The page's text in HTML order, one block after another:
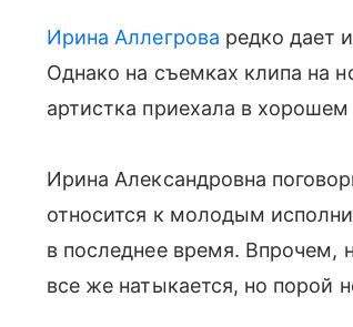
Ирина Аллегрова редко дает
Однако на съемках клипа на
артистка приехала в
Ирина Александровна
относится к молодым
в последнее время. Впрочем,
все же натыкается, но порой